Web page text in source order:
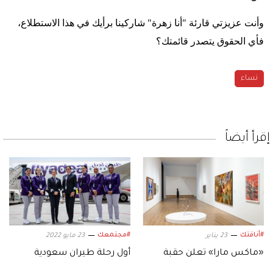
وأنت عزيزتي قارئة "أنا زهرة" شاركينا برأيك في هذا الاستطلاع،
فأي الحقوق يتصدر قائمتك؟
نساء
إقرأ أيضاً
#أناقتك 23 يناير
«ماكس مارا» تعلن حقبة
#مجتمعك 23 مايو 2022
أول رحلة طيران سعودية